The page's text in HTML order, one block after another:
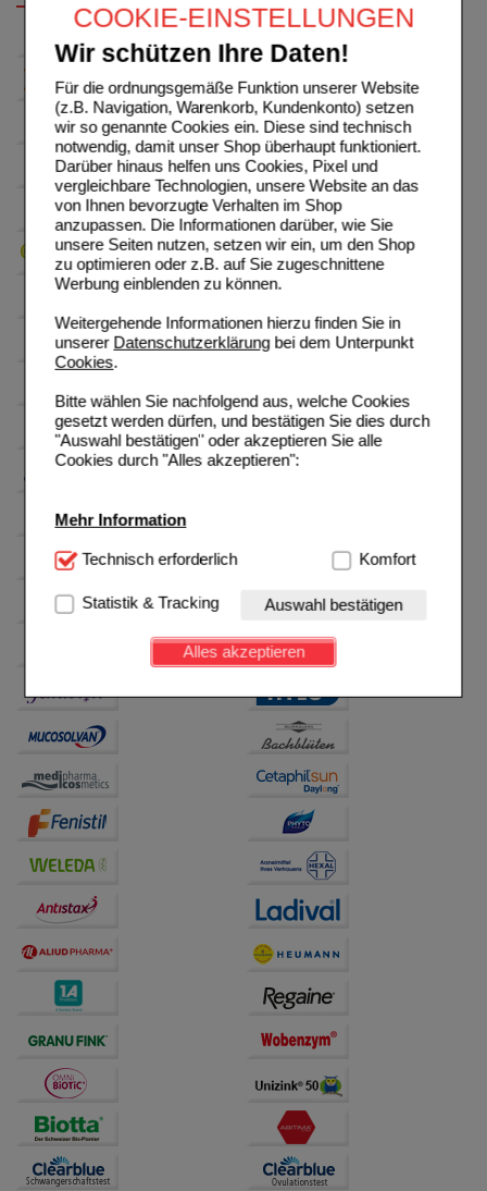
COOKIE-EINSTELLUNGEN
Wir schützen Ihre Daten!
Für die ordnungsgemäße Funktion unserer Website
(z.B. Navigation, Warenkorb, Kundenkonto) setzen
wir so genannte Cookies ein. Diese sind technisch
notwendig, damit unser Shop überhaupt funktioniert.
Darüber hinaus helfen uns Cookies, Pixel und
vergleichbare Technologien, unsere Website an das
von Ihnen bevorzugte Verhalten im Shop
anzupassen. Die Informationen darüber, wie Sie
unsere Seiten nutzen, setzen wir ein, um den Shop
zu optimieren oder z.B. auf Sie zugeschnittene
Werbung einblenden zu können.
Weitergehende Informationen hierzu finden Sie in
unserer Datenschutzerklärungbei dem Unterpunkt
Cookies.
Bitte wählen Sie nachfolgend aus, welche Cookies
gesetzt werden dürfen, und bestätigen Sie dies durch
"Auswahl bestätigen" oder akzeptieren Sie alle
Cookies durch "Alles akzeptieren":
Mehr Information
Technisch Notwendig:Hierbei handelt es sich um
Website notwendig sind (z.B. Navigation, Warenkorb,
Kundenkonto), weshalb auf diese nicht verzichtet
werden kann.
Einkaufserlebnis noch ansprechender zu gestalten,
Besuchers oder unsere Seite an bevorzugte
Verhaltensweisen (z.B. Spracheinstellung)
anzupassen. Komfort-Cookies ermöglichen es uns
auch auf Ihre Bedürfnisse zugeschrittene Inhalte
anzuzeigen und unser Partnerprogramm zu
betreiben.
Statistik & Tracking:
Hierüber lassen sich
Informationen über die Art und Weise der Nutzung
unserer Website sammeln, mit deren Hilfe wir unsere
auf unserer Website aber auch die Werbung auf
Drittseiten möglichst relevant für Sie zu gestalten.
Bitte beachten Sie, dass Daten hierfür teilweise an
Dritte wie z.B. Google oder soziale Medien
Technisch erforderlich Komfort
Statistik & Tracking Auswahl bestätigen
Alles akzeptieren